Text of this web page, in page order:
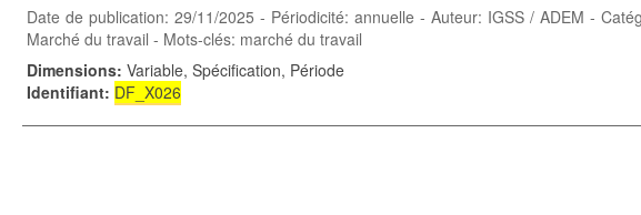
Date de publication: 29/11/2025 - Périodicité: annuelle - Auteur: IGSS / ADEM -
Marché du travail - Mots-clés: marché du travail
Dimensions: Variable, Spécification, Période
Identifiant: DF_X026